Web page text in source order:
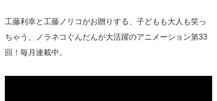
工藤利幸と工藤ノリコがお贈りする、子どもも大人も笑っ
ちゃう、ノラネコぐんだんが大活躍のアニメーション第33
回！毎月連載中。